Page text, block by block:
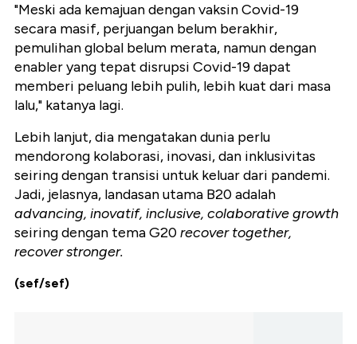
"Meski ada kemajuan dengan vaksin Covid-19
secara masif, perjuangan belum berakhir,
pemulihan global belum merata, namun dengan
enabler yang tepat disrupsi Covid-19 dapat
memberi peluang lebih pulih, lebih kuat dari masa
lalu," katanya lagi.
Lebih lanjut, dia mengatakan dunia perlu
mendorong kolaborasi, inovasi, dan inklusivitas
seiring dengan transisi untuk keluar dari pandemi.
Jadi, jelasnya, landasan utama B20 adalah
advancing, inovatif, inclusive, colaborative growth
seiring dengan tema G20 recover together,
recover stronger.
(sef/sef)